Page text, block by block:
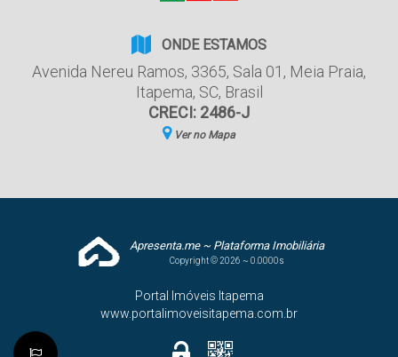
ONDE ESTAMOS
Avenida Nereu Ramos, 3365, Sala 01 , Meia Praia,
Itapema, SC, Brasil
CRECI: 2486-J
Ver no Mapa
Apresenta.me ~ Plataforma Imobiliária
Copyright © 2026 ~ 0.0000s
Portal Imóveis Itapema
www.portalimoveisitapema.com.br